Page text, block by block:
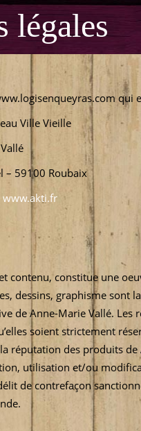
légales
qui
Ville Vieille
– 59100 Roubaix
www.akti.fr
contenu, constitue une
dessins, graphisme
de Anne-Marie Vallé.
soient strictement
réputation des produits
utilisation et/ou
de contrefaçon